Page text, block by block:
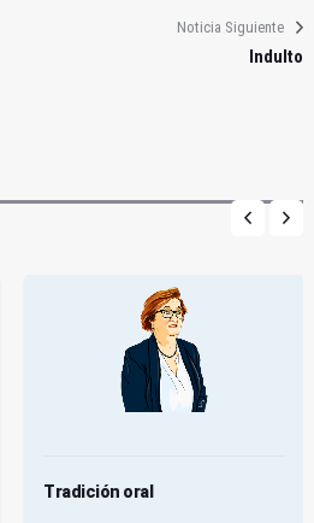
Noticia Siguiente
Indulto
Tradición oral